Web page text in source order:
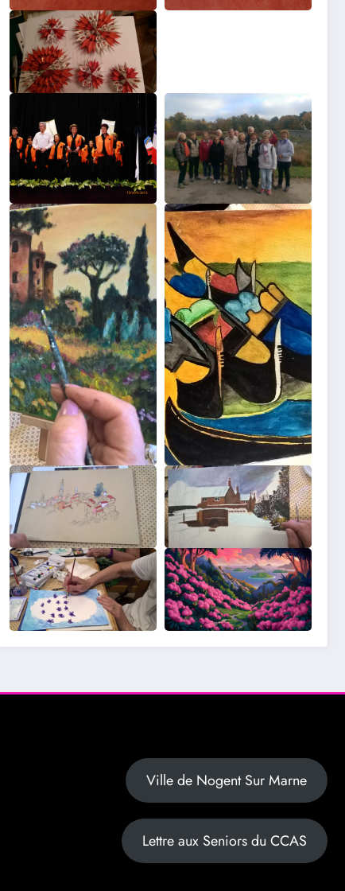
Ville de Nogent Sur Marne
Lettre aux Seniors du CCAS